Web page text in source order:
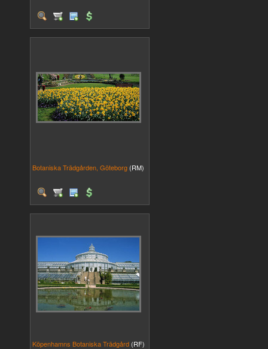
Botaniska Trädgården, Göteborg (RM)
Köpenhamns Botaniska Trädgård (RF)